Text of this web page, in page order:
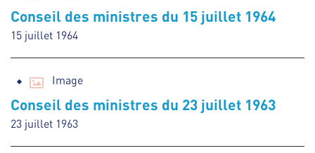
Conseil des ministres du 15 juillet 1964
15 juillet 1964
Image
Conseil des ministres du 23 juillet 1963
23 juillet 1963